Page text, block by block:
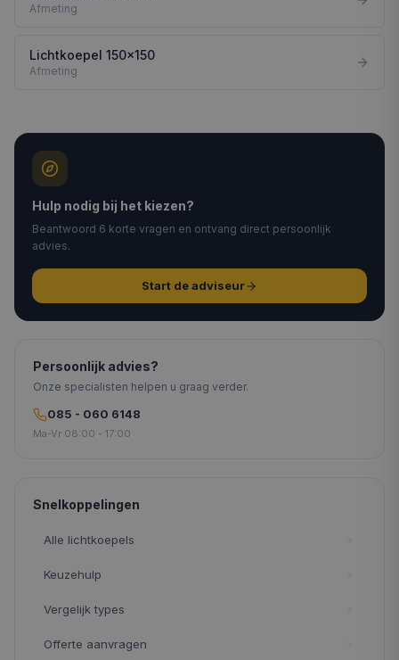
Afmeting
Lichtkoepel 150x150
Afmeting
Hulp nodig bij het kiezen?
Beantwoord 6 korte vragen en ontvang direct persoonlijk
advies.
Start de adviseur
Persoonlijk advies?
Onze specialisten helpen u graag verder.
085 - 060 6148
Ma-Vr 08:00 - 17:00
Snelkoppelingen
Alle lichtkoepels
Keuzehulp
Vergelijk types
Offerte aanvragen